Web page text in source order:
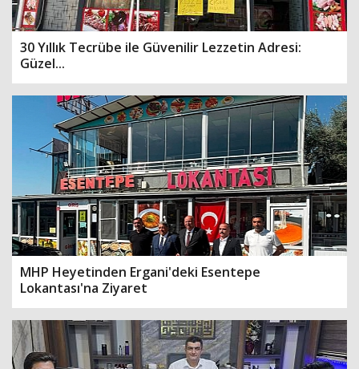
30 Yıllık Tecrübe ile Güvenilir Lezzetin Adresi:
Güzel...
MHP Heyetinden Ergani'deki Esentepe
Lokantası'na Ziyaret